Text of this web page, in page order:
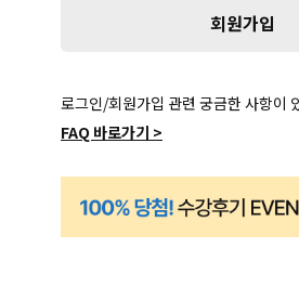
회원가입
로그인/회원가입 관련 궁금한 사항이
FAQ 바로가기 >